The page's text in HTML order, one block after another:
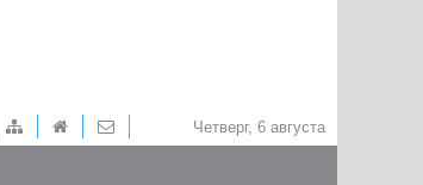
Четверг, 6 августа